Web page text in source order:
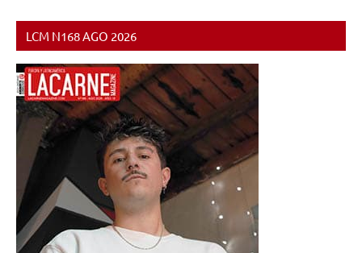
NOTICIAS
LCM N168 AGO 2026